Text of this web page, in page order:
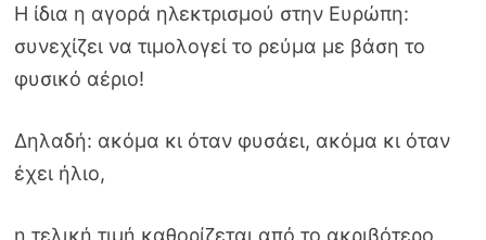
Η ίδια η αγορά ηλεκτρισμού στην Ευρώπη:
συνεχίζει να τιμολογεί το ρεύμα με βάση το
φυσικό αέριο!
Δηλαδή: ακόμα κι όταν φυσάει, ακόμα κι όταν
έχει ήλιο,
η τελική τιμή καθορίζεται από το ακριβότερο